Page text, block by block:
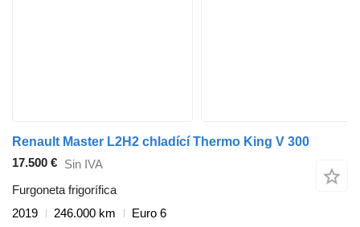
Renault Master L2H2 chladící Thermo King V 300
17.500 € Sin IVA
Furgoneta frigorífica
2019
246.000 km
Euro 6